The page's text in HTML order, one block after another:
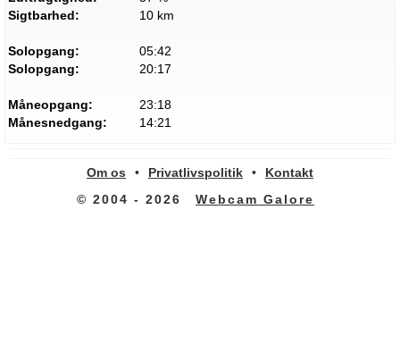
Sigtbarhed:
10 km
Solopgang:
05:42
Solopgang:
20:17
Måneopgang:
23:18
Månesnedgang:
14:21
Om os • Privatlivspolitik •
Kontakt
© 2004 - 2026
Webcam Galore